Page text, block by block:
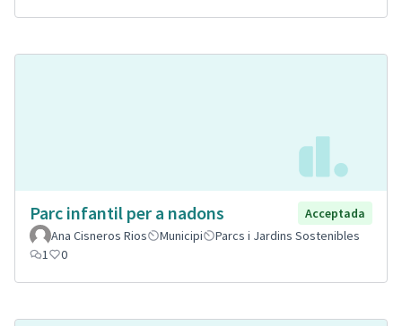
Parc infantil per a nadons
Acceptada
Ana Cisneros Rios
Municipi
Parcs i Jardins Sostenibles
1
0